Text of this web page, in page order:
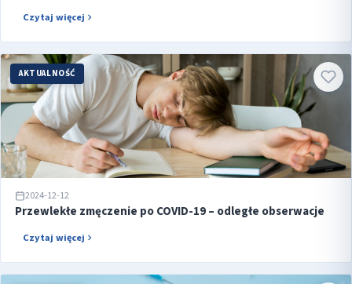
Czytaj więcej
AKTUALNOŚĆ
2024-12-12
Przewlekłe zmęczenie po COVID-19 – odległe obserwacje
Czytaj więcej